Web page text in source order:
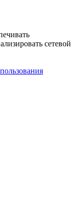
сетевой